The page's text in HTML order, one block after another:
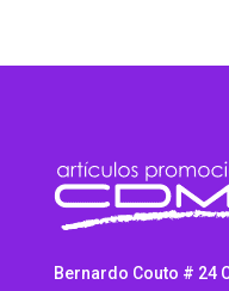
Bernardo Couto # 24